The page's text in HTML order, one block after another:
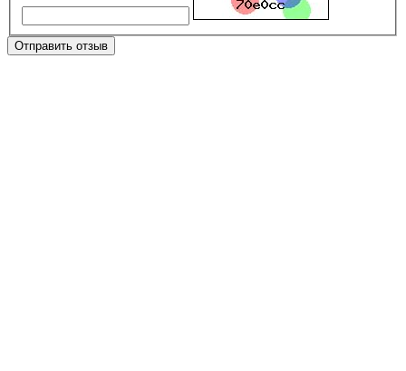
Отправить отзыв